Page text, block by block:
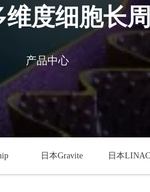
日本Gravite 日本
度细胞长
产品中心